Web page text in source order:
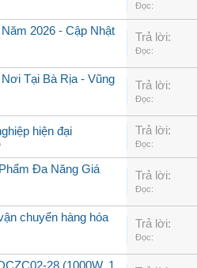
Đọc:
2026 - Cập Nhật
Trả lời:
Đọc:
Tại Bà Rịa - Vũng
Trả lời:
Đọc:
hiện đại Trả lời:
Đọc:
Đa Năng Giá
Trả lời:
Đọc:
chuyển hàng hóa
Trả lời:
Đọc: